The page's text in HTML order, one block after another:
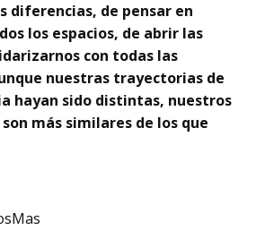
diferencias, de pensar en
los espacios, de abrir las
con todas las
nuestras trayectorias de
hayan sido distintas, nuestros
más similares de los que